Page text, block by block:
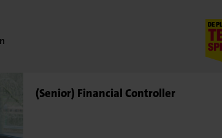
(Senior) Financial Controller